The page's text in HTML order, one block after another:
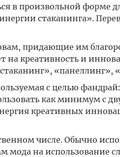
в произвольной форме
стаканинга».
придающие им
на креативность и
«панеллинг»,
с целью
как минимум с
креативных
числе. Обычно
мода на использование